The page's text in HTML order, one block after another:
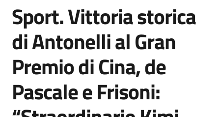
Risorse
Agenzia
di
informazione
e
Salta al contenuto
Sport. Vittoria storica
di Antonelli al Gran
Premio di Cina, de
Pascale e Frisoni: